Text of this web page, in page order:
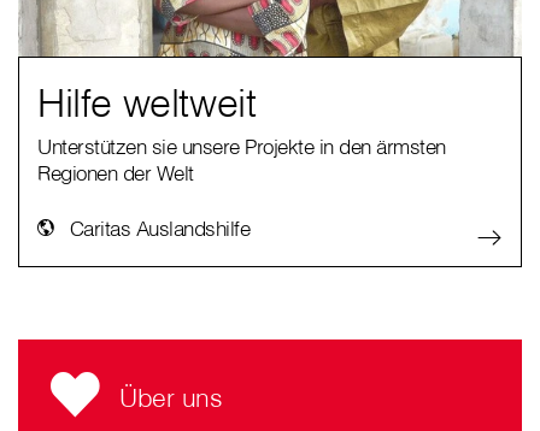
Hilfe weltweit
Unterstützen sie unsere Projekte in den ärmsten
Regionen der Welt
Caritas Auslandshilfe
Über uns